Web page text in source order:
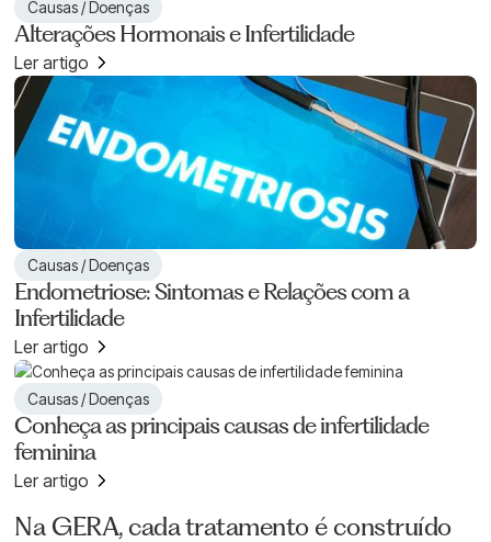
Causas / Doenças
Alterações Hormonais e Infertilidade
Ler artigo
Causas / Doenças
Endometriose: Sintomas e Relações com a
Infertilidade
Ler artigo
Causas / Doenças
Conheça as principais causas de infertilidade
feminina
Ler artigo
Na GERA, cada tratamento é construído